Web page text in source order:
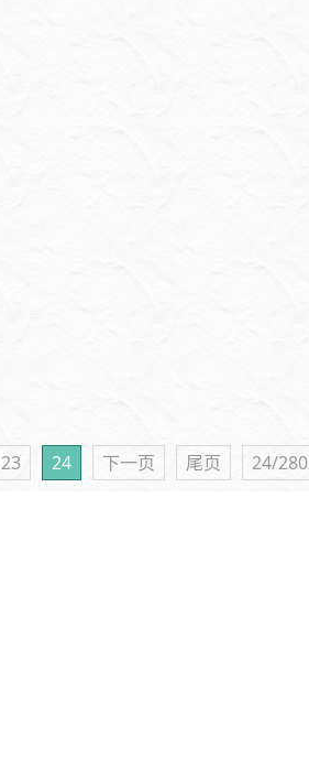
23 24 下一页 尾页 24/280